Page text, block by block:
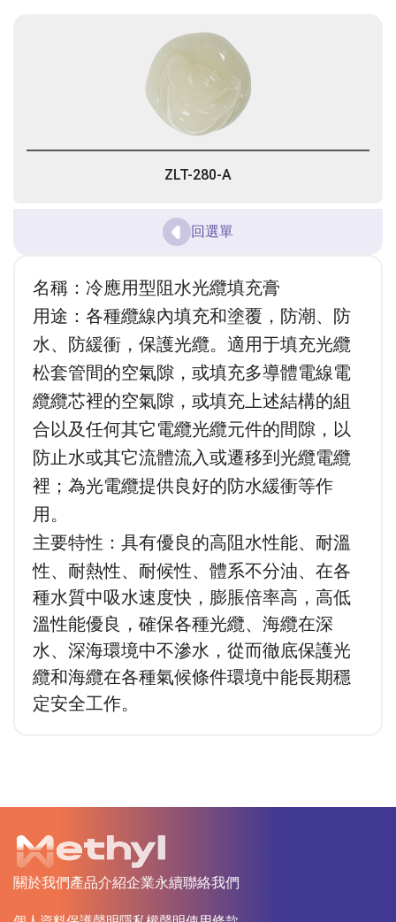
ZLT-280-A
回選單
名稱：冷應用型阻水光纜填充膏
用途：各種纜線內填充和塗覆，防潮、防
水、防緩衝，保護光纜。 適用于填充光纜
松套管間的空氣隙，或填充多導體電線電
纜纜芯裡的空氣隙，或填充上述結構的組
合以及任何其它電纜光纜元件的間隙，以
防止水或其它流體流入或遷移到光纜電纜
裡；為光電纜提供良好的防水緩衝等作
用。
主要特性： 具有優良的高阻水性能、耐溫
性、耐熱性、耐候性、體系不分油、在各
種水質中吸水速度快，膨脹倍率高，高低
溫性能優良，確保各種光纜、海纜在深
水、深海環境中不滲水，從而徹底保護光
纜和海纜在各種氣候條件環境中能長期穩
定安全工作。
關於我們產品介紹企業永續聯絡我們